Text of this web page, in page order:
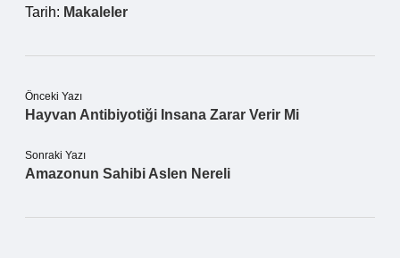
Tarih: Makaleler
Önceki Yazı
Hayvan Antibiyotiği Insana Zarar Verir Mi
Sonraki Yazı
Amazonun Sahibi Aslen Nereli